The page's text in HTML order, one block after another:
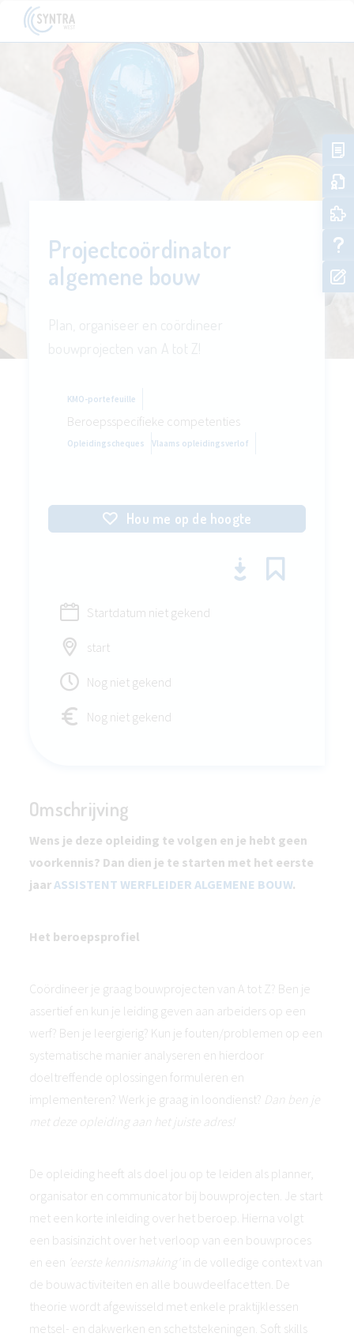
Projectcoördinator
algemene bouw
KMO-portefeuille
Beroepsspecifieke competenties
Opleidingscheques Vlaams opleidingsverlof
Hou me op de hoogte
Startdatum niet gekend
start
Nog niet gekend
Nog niet gekend
Omschrijving
Wens je deze opleiding te volgen en je hebt geen
voorkennis? Dan dien je te starten met het eerste
jaarASSISTENT WERFLEIDER ALGEMENE BOUW.
Het beroepsprofiel
Coördineer je graag bouwprojecten van A tot Z? Ben je
assertief en kun je leiding geven aan arbeiders op een
werf? Ben je leergierig? Kun je fouten/problemen op een
systematische manier analyseren en hierdoor
doeltreffende oplossingen formuleren en
implementeren? Werk je graag in loondienst? Dan ben je
met deze opleiding aan het juiste adres!
De opleiding heeft als doel jou op te leiden als planner,
organisator en communicator bij bouwprojecten. Je start
met een korte inleiding over het beroep. Hierna volgt
een basisinzicht over het verloop van een bouwproces
en een 'eerste kennismaking' in de volledige context van
de bouwactiviteiten en alle bouwdeelfacetten. De
theorie wordt afgewisseld met enkele praktijklessen
metsel- en dakwerken en schetstekeningen. Soft skills